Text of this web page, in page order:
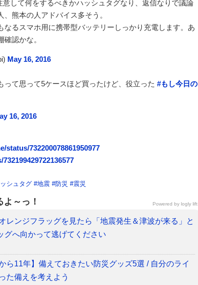
意して何をするべきかハッシュタグなり、返信なりで議論
熊本の人アドバイス多そう。
なるスマホ用に携帯型バッテリーしっかり充電します。あ
認かな。
May 16, 2016
って思って5ケースほど買ったけど、役立った #もし今日の
16, 2016
732200078861950977
シュタグ#地震#防災 #震災
～っ！
レンジフラッグを見たら「地震発生＆津波が来る」と
グへ向かって逃げてください
ら11年】備えておきたい防災グッズ5選 / 自分のライ
た備えを考えよう
Powered by logly lift